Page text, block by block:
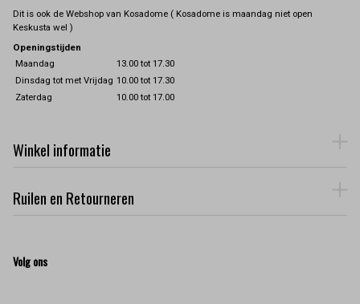
Dit is ook de Webshop van Kosadome ( Kosadome is maandag niet open
Keskusta wel )
Openingstijden
Maandag
13.00 tot 17.30
Dinsdag tot met Vrijdag 10.00 tot 17.30
Zaterdag
10.00 tot 17.00
Winkel informatie
Ruilen en Retourneren
Volg ons